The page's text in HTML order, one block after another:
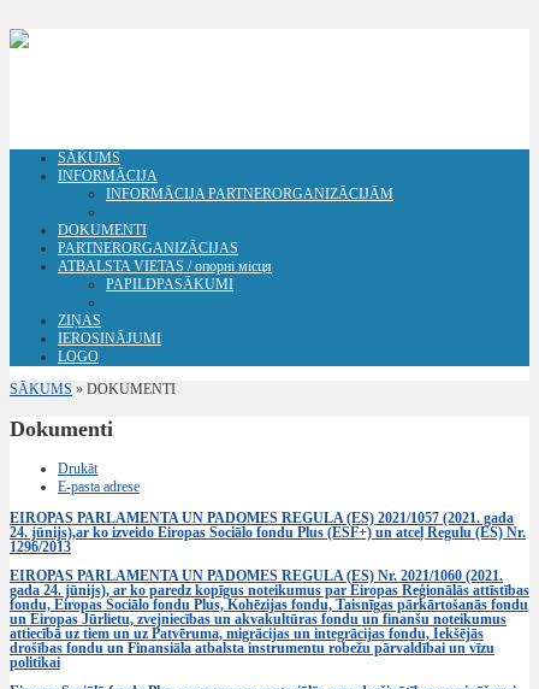
SĀKUMS
INFORMĀCIJA
INFORMĀCIJA PARTNERORGANIZĀCIJĀM
DOKUMENTI
PARTNERORGANIZĀCIJAS
ATBALSTA VIETAS / опорні місця
PAPILDPASĀKUMI
ZIŅAS
IEROSINĀJUMI
LOGO
SĀKUMS » DOKUMENTI
Dokumenti
Drukāt
E-pasta adrese
EIROPAS PARLAMENTA UN PADOMES REGULA (ES) 2021/1057 (2021. gada
24. jūnijs),ar ko izveido Eiropas Sociālo fondu Plus (ESF+) un atceļ Regulu (ES) Nr.
1296/2013
EIROPAS PARLAMENTA UN PADOMES REGULA (ES) Nr. 2021/1060 (2021.
gada 24. jūnijs), ar ko paredz kopīgus noteikumus par Eiropas Reģionālās attīstības
fondu, Eiropas Sociālo fondu Plus, Kohēzijas fondu, Taisnīgas pārkārtošanās fondu
un Eiropas Jūrlietu, zvejniecības un akvakultūras fondu un finanšu noteikumus
attiecībā uz tiem un uz Patvēruma, migrācijas un integrācijas fondu, Iekšējās
drošības fondu un Finansiāla atbalsta instrumentu robežu pārvaldībai un vīzu
politikai